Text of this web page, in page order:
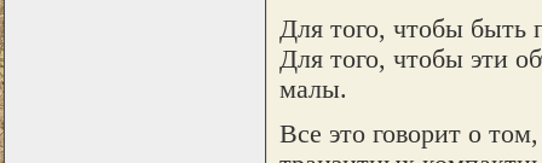
Для того, чтобы быть
Для того, чтобы эти
малы.
Все это говорит о